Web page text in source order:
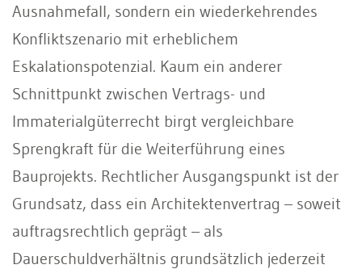
Ausnahmefall, sondern ein wiederkehrendes
Konfliktszenario mit erheblichem
Eskalationspotenzial. Kaum ein anderer
Schnittpunkt zwischen Vertrags- und
Immaterialgüterrecht birgt vergleichbare
Sprengkraft für die Weiterführung eines
Bauprojekts. Rechtlicher Ausgangspunkt ist der
Grundsatz, dass ein Architektenvertrag – soweit
auftragsrechtlich geprägt – als
Dauerschuldverhältnis grundsätzlich jederzeit